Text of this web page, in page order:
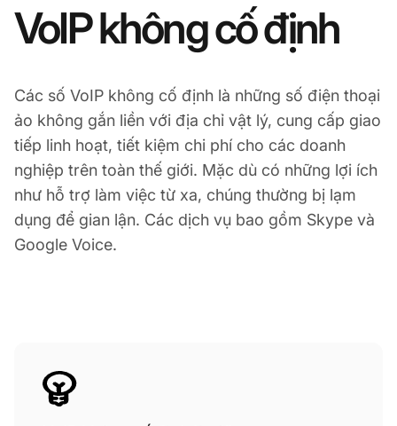
VoIP không cố định
Các số VoIP không cố định là những số điện thoại
ảo không gắn liền với địa chỉ vật lý, cung cấp giao
tiếp linh hoạt, tiết kiệm chi phí cho các doanh
nghiệp trên toàn thế giới. Mặc dù có những lợi ích
như hỗ trợ làm việc từ xa, chúng thường bị lạm
dụng để gian lận. Các dịch vụ bao gồm Skype và
Google Voice.